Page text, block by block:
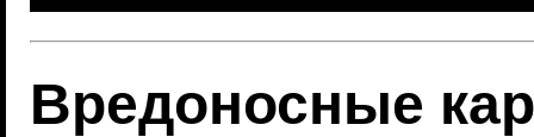
Вредоносные